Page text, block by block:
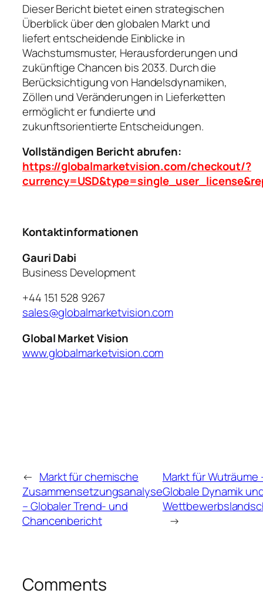
Dieser Bericht bietet einen strategischen
Überblick über den globalen Markt und
liefert entscheidende Einblicke in
Wachstumsmuster, Herausforderungen und
zukünftige Chancen bis 2033. Durch die
Berücksichtigung von Handelsdynamiken,
Zöllen und Veränderungen in Lieferketten
ermöglicht er fundierte und
zukunftsorientierte Entscheidungen.
Vollständigen Bericht abrufen:
https://globalmarketvision.com/checkout/?
Kontaktinformationen
Gauri Dabi
Business Development
+44 151 528 9267
sales@globalmarketvision.com
Global Market Vision
www.globalmarketvision.com
← Markt für chemische
Zusammensetzungsanalyse
– Globaler Trend- und
Chancenbericht
Markt für Wuträume
Globale Dynamik
→
Comments